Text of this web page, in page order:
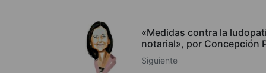
«Medidas contra la
notarial», por Concepción
Siguiente